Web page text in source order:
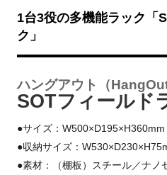
1台3役の多機能ラック「
ク」
ハングアウト（HangOut
SOTフィールド
●サイズ：W500×D195×H360mm
●収納サイズ：
●素材：（棚板）スチール／ナノ